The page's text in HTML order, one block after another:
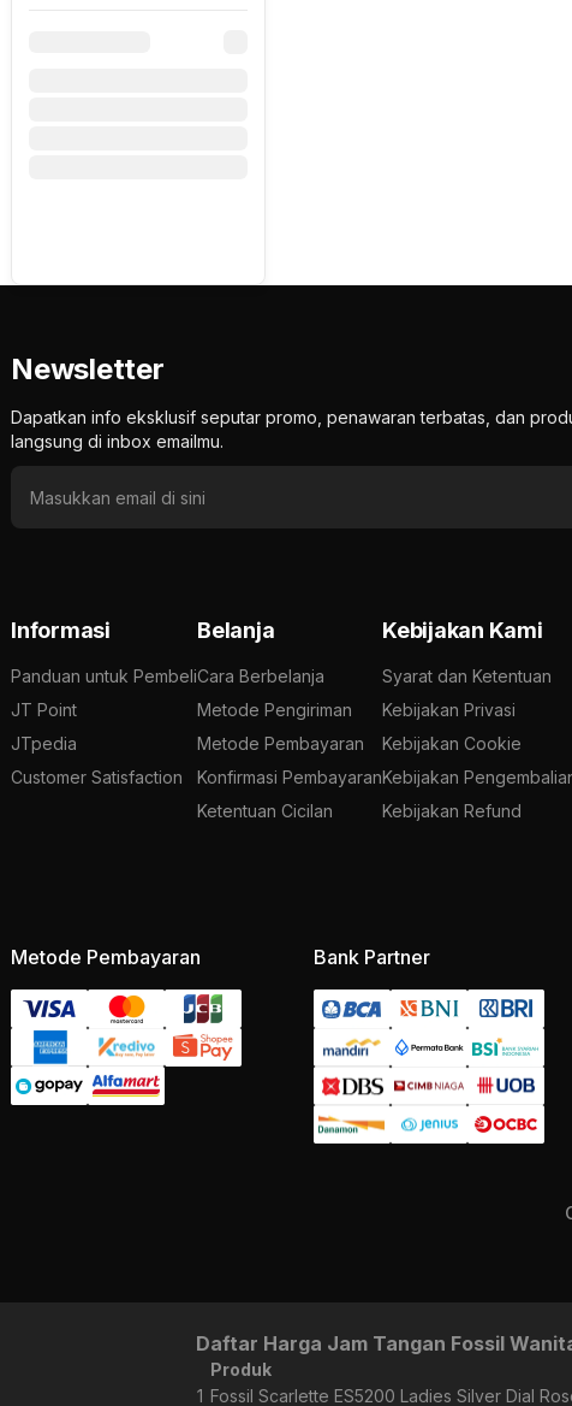
Newsletter
Dapatkan info eksklusif seputar promo, penawaran terbatas, dan
langsung di inbox emailmu.
Informasi
Panduan untuk Pembeli
JT Point
JTpedia
Customer Satisfaction
Belanja
Cara Berbelanja
Metode Pengiriman
Metode Pembayaran
Konfirmasi Pembayaran
Ketentuan Cicilan
Kebijakan Kami
Syarat dan Ketentuan
Kebijakan Privasi
Kebijakan Cookie
Kebijakan
Kebijakan Refund
Metode Pembayaran Bank Partner
Daftar Harga Jam Tangan Fossil
Produk
1 Fossil Scarlette ES5200 Ladies Silver Dial